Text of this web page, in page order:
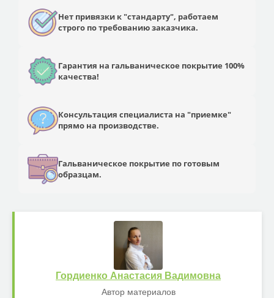
Нет привязки к "стандарту", работаем
строго по требованию заказчика.
Гарантия на гальваническое покрытие 100%
качества!
Консультация специалиста на "приемке"
прямо на производстве.
Гальваническое покрытие по готовым
образцам.
Гордиенко Анастасия Вадимовна
Автор материалов